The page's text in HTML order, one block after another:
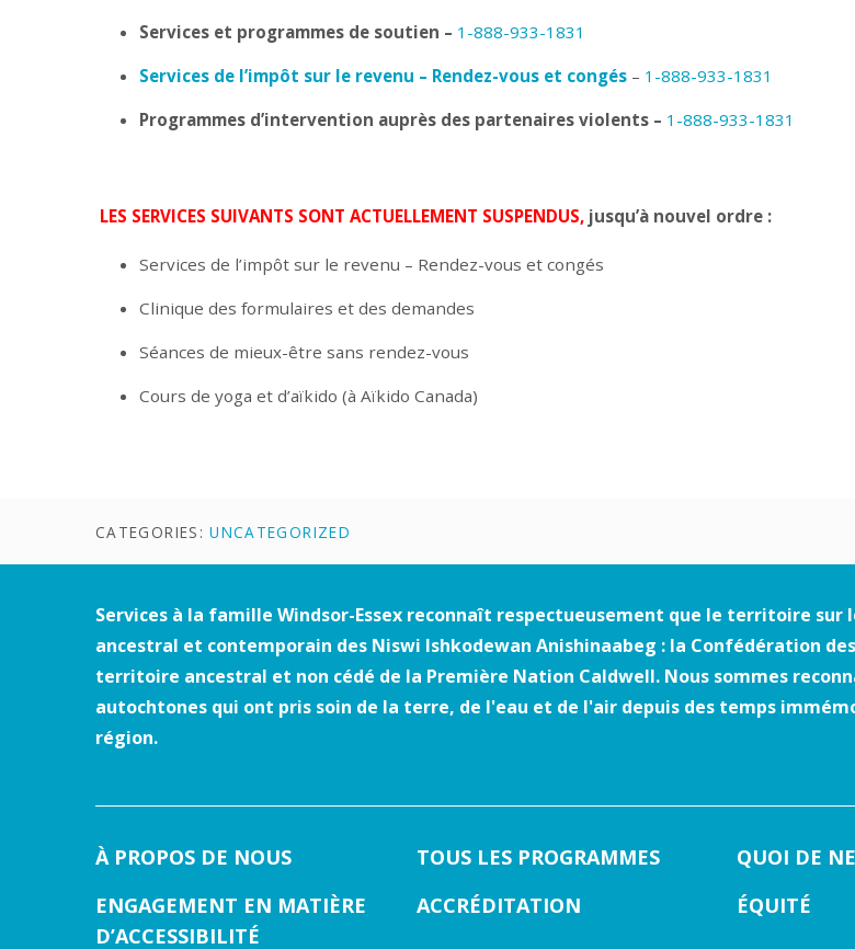
Services et programmes de soutien – 1-888-933-1831
Services de l’impôt sur le revenu – Rendez-vous et congés – 1-888-933-1831
Programmes d’intervention auprès des partenaires violents – 1-888-933-1831
LES SERVICES SUIVANTS SONT ACTUELLEMENT SUSPENDUS, jusqu’à nouvel ordre :
Services de l’impôt sur le revenu – Rendez-vous et congés
Clinique des formulaires et des demandes
Séances de mieux-être sans rendez-vous
Cours de yoga et d’aïkido (à Aïkido Canada)
CATEGORIES:UNCATEGORIZED
Services à la famille Windsor-Essex reconnaît respectueusement que le territoire
ancestral et contemporain des Niswi Ishkodewan Anishinaabeg : la Confédération
territoire ancestral et non cédé de la Première Nation Caldwell. Nous sommes
autochtones qui ont pris soin de la terre, de l'eau et de l'air depuis des temps
région.
À PROPOS DE NOUS TOUS LES PROGRAMMES QUOI DE
ENGAGEMENT EN MATIÈRE
D’ACCESSIBILITÉ
ACCRÉDITATION ÉQUITÉ